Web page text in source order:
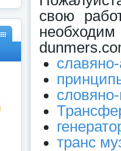
свою
транс